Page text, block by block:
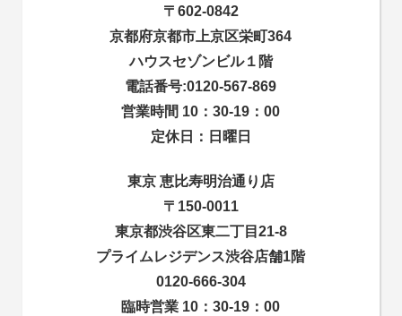
〒602-0842
京都府京都市上京区栄町364
ハウスセゾンビル１階
電話番号:0120-567-869
営業時間 10：30-19：00
定休日：日曜日
東京 恵比寿明治通り店
〒150-0011
東京都渋谷区東二丁目21-8
プライムレジデンス渋谷店舗1階
0120-666-304
臨時営業 10：30-19：00